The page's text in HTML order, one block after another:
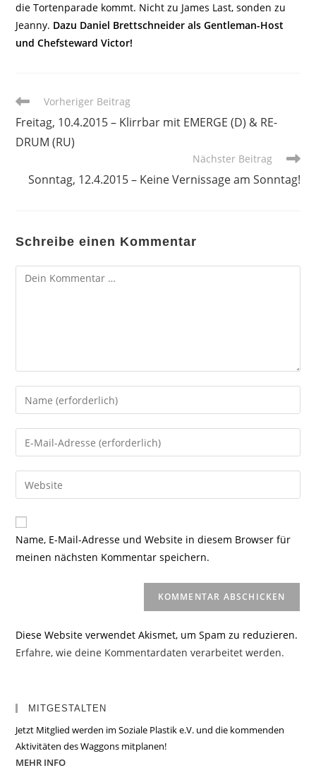
die Tortenparade kommt. Nicht zu James Last, sonden zu
Jeanny. Dazu Daniel Brettschneider als Gentleman-Host
und Chefsteward Victor!
Weitere
ansehen
Vorheriger Beitrag
Freitag, 10.4.2015 – Klirrbar mit EMERGE (D) & RE-
DRUM (RU)
Nächster Beitrag
Sonntag, 12.4.2015 – Keine Vernissage am Sonntag!
Schreibe einen Kommentar
Kommentar
Gib
deinen
Namen
oder
zum
Kommentieren
ein
Gib
deine
E-
Mail-
zum
Kommentieren
ein
Gib
deine
Website-
URL
Name, E-Mail-Adresse und Website in diesem Browser für
meinen nächsten Kommentar speichern.
Diese Website verwendet Akismet, um Spam zu reduzieren.
Erfahre, wie deine Kommentardaten verarbeitet werden.
MITGESTALTEN
Jetzt Mitglied werden im Soziale Plastik e.V. und die kommenden
Aktivitäten des Waggons mitplanen!
MEHR INFO